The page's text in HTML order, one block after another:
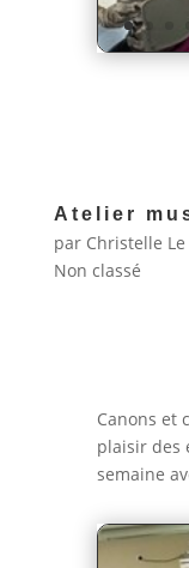
Atelier
par Christelle Le
Non classé
Canons et
plaisir des
semaine